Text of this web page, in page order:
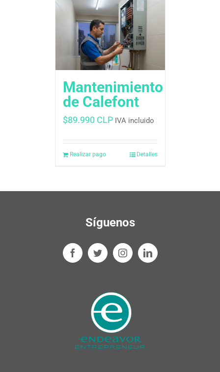
Mantenimiento
de Calefont
$89.990 CLP IVA incluido
Realizar pago Detalles
Síguenos